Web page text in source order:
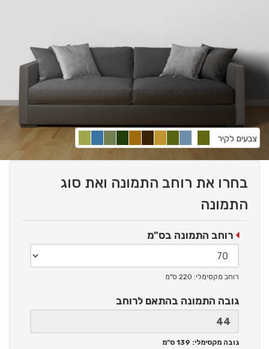
צבעים לקיר
בחרו את רוחב התמונה ואת סוג
התמונה
רוחב התמונה בס"מ
רוחב מקסימלי: 220 ס"מ
גובה התמונה בהתאם לרוחב
גובה מקסימלי: 139 ס"מ